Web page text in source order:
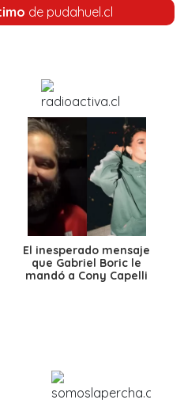
de pudahuel.cl
El inesperado mensaje
que Gabriel Boric le
mandó a Cony Capelli